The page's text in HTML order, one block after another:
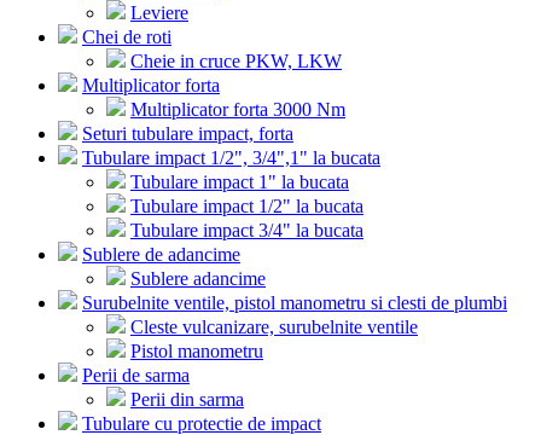
Leviere
Chei de roti
Cheie in cruce PKW, LKW
Multiplicator forta
Multiplicator forta 3000 Nm
Seturi tubulare impact, forta
Tubulare impact 1/2", 3/4",1" la bucata
Tubulare impact 1" la bucata
Tubulare impact 1/2" la bucata
Tubulare impact 3/4" la bucata
Sublere de adancime
Sublere adancime
Surubelnite ventile, pistol manometru si clesti de plumbi
Cleste vulcanizare, surubelnite ventile
Pistol manometru
Perii de sarma
Perii din sarma
Tubulare cu protectie de impact